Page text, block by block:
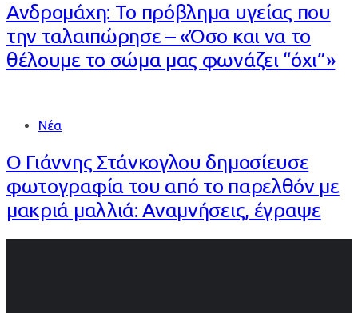
Ανδρομάχη: Το πρόβλημα υγείας που
την ταλαιπώρησε – «Όσο και να το
θέλουμε το σώμα μας φωνάζει “όχι”»
Νέα
Ο Γιάννης Στάνκογλου δημοσίευσε
φωτογραφία του από το παρελθόν με
μακριά μαλλιά: Αναμνήσεις, έγραψε